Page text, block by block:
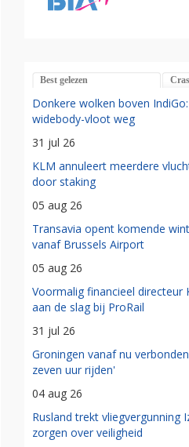
Best gelezen
Donkere wolken boven
widebody-vloot weg
31 jul 26
KLM annuleert meerdere
door staking
05 aug 26
Transavia opent komende
vanaf Brussels Airport
05 aug 26
Voormalig financieel directeur
aan de slag bij ProRail
31 jul 26
Groningen vanaf nu
zeven uur rijden'
04 aug 26
Rusland trekt vliegvergunning
zorgen over veiligheid